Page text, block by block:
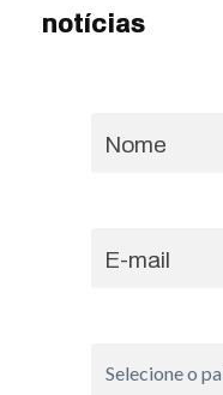
notícias